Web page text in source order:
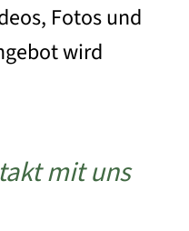
Fotos und
wird
mit uns